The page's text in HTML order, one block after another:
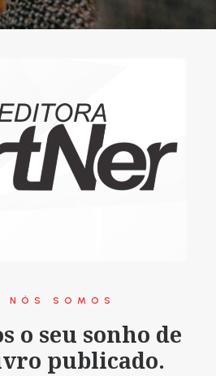
NÓS SOMOS
o seu sonho de
publicado.